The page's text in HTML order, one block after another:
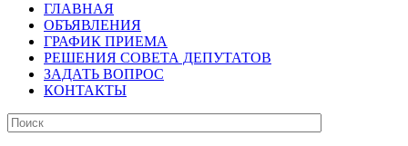
ГЛАВНАЯ
ОБЪЯВЛЕНИЯ
ГРАФИК ПРИЕМА
РЕШЕНИЯ СОВЕТА ДЕПУТАТОВ
ЗАДАТЬ ВОПРОС
КОНТАКТЫ